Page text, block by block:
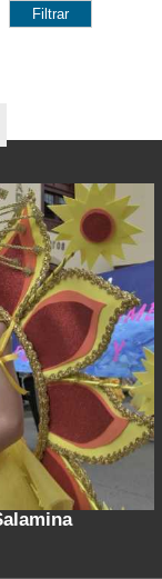
Pregón de la